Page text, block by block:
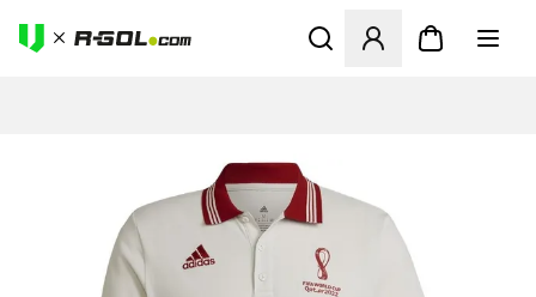
Ανοίγει ένα Modal για να